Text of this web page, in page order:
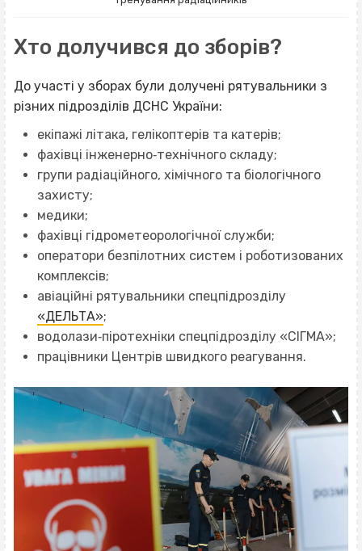
Хто долучився до зборів?
До участі у зборах були долучені рятувальники з
різних підрозділів ДСНС України:
екіпажі літака, гелікоптерів та катерів;
фахівці інженерно‐технічного складу;
групи радіаційного, хімічного та біологічного
захисту;
медики;
фахівці гідрометеорологічної служби;
оператори безпілотних систем і роботизованих
комплексів;
авіаційні рятувальники спецпідрозділу
«ДЕЛЬТА»;
водолази‐піротехніки спецпідрозділу «СІГМА»;
працівники Центрів швидкого реагування.